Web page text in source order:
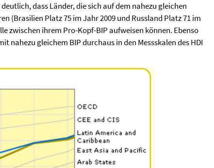
dass Länder, die sich auf dem nahezu gleichen
(Brasilien Platz 75 im Jahr 2009 und Russland Platz 71 im
zwischen ihrem Pro-Kopf-BIP aufweisen können. Ebenso
nahezu gleichem BIP durchaus in den Messskalen des HDI